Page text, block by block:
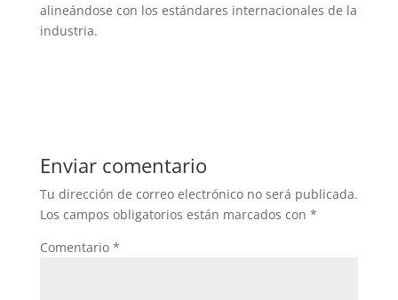
alineándose con los estándares internacionales de la
industria.
Enviar comentario
Tu dirección de correo electrónico no será publicada.
Los campos obligatorios están marcados con *
Comentario *